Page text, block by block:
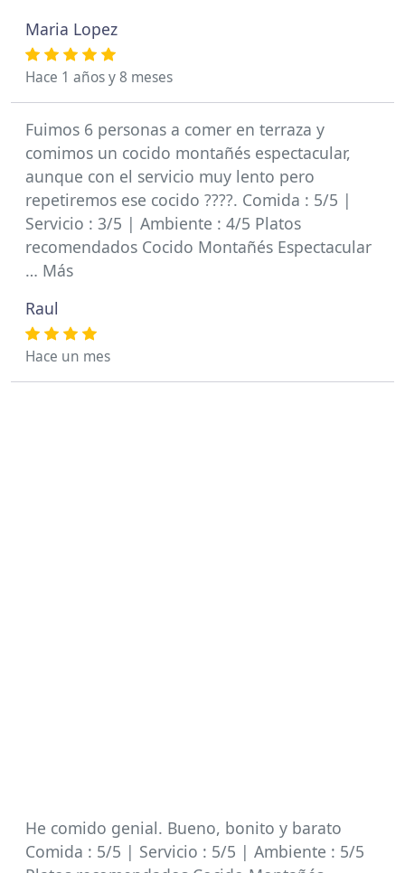
Maria Lopez
Hace 1 años y 8 meses
Fuimos 6 personas a comer en terraza y
comimos un cocido montañés espectacular,
aunque con el servicio muy lento pero
repetiremos ese cocido ????. Comida : 5/5 |
Servicio : 3/5 | Ambiente : 4/5 Platos
recomendados Cocido Montañés Espectacular
… Más
Raul
Hace un mes
He comido genial. Bueno, bonito y barato
Comida : 5/5 | Servicio : 5/5 | Ambiente : 5/5